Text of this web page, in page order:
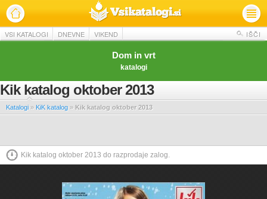
VSI KATALOGI DNEVNE VIKEND IŠČI
Dom in vrt
katalogi
Kik katalog oktober 2013
Katalogi » KiK katalog » Kik katalog oktober 2013
Kik katalog oktober 2013 do razprodaje zalog.